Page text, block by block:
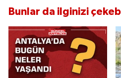
Bunlar da ilginizi